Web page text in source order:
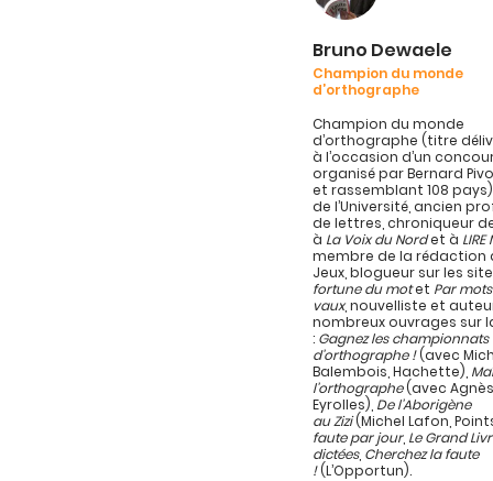
Bruno Dewaele
Champion du monde
d’orthographe
Champion du monde
d’orthographe (titre
à l’occasion d’un
organisé par Bernard
et rassemblant 108
de l’Université, ancien
de lettres, chroniqueur
à La Voix du Nordet à
membre de la rédaction
Jeux, blogueur sur les
fortune du motet Par
vaux, nouvelliste et
nombreux ouvrages sur
: Gagnez les championnats
d’orthographe !(avec
Balembois, Hachette),
l’orthographe(avec
Eyrolles), De l’Aborigène
au Zizi(Michel Lafon,
faute par jour, Le Grand
dictées, Cherchez la faute
!(L’Opportun).